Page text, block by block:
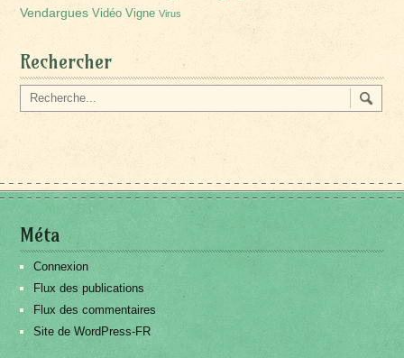
Vendargues Vidéo Vigne Virus
Rechercher
Méta
Connexion
Flux des publications
Flux des commentaires
Site de WordPress-FR